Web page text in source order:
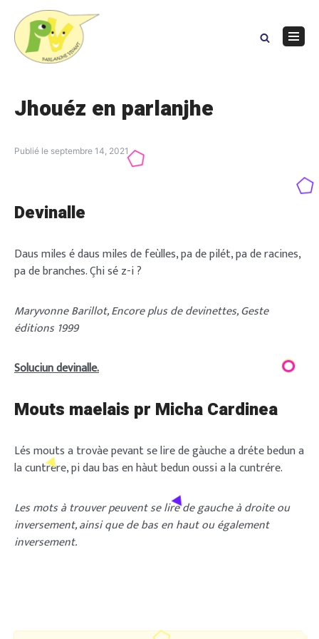
content
Jhouéz en parlanjhe
Publié le septembre 14, 2021
Devinalle
Daus miles é daus miles de feùlles, pa de pilét, pa de racines,
pa de branches. Çhi sé z-i ?
Maryvonne Barillot, Encore plus de devinettes, Geste
éditions 1999
Soluciun devinalle.
Mouts maelais pr Micha Cardinea
Lés mouts a trovàe pevant se lire de gàuche a dréte bedun a
la cuntrére, pi dau bas en hàut bedun oussi a la cuntrére.
Les mots à trouver peuvent se lire de gauche à droite ou
inversement, ainsi que de bas en haut ou également
inversement.